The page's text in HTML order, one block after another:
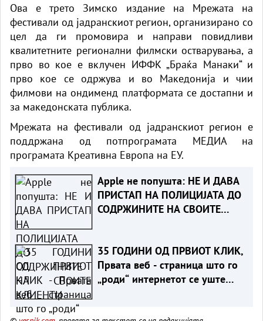
Ова е трето Зимско издание на Мрежата на
фестивали од јадранскиот регион, организирано со
цел да ги промовира и направи повидливи
квалитетните регионални филмски остварувања, а
прво во кое е вклучен ИФФК „Браќа Манаки“ и
прво кое се одржува и во Македонија и чии
филмови на ондименд платформата се достапни и
за македонската публика.
Мрежата на фестивали од јадранскиот регион е
поддржана од потпрограмата МЕДИА на
програмата Креативна Европа на ЕУ.
Apple не попушта: НЕ И ДАВА
ПРИСТАП НА ПОЛИЦИЈАТА ДО
СОДРЖИНИТЕ НА СВОИТЕ
35 ГОДИНИ ОД ПРВИОТ КЛИК,
Првата веб - страница што го
„роди“ интернетот се уште